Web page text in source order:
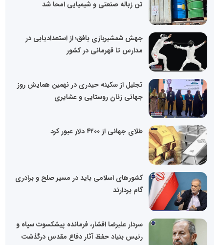
تن زباله صنعتی و شیمیایی امحا شد
جهش شمشیربازی بافق؛ از استعدادیابی در
مدارس تا قهرمانی در کشور
تجلیل از سکینه حیدری در نهمین همایش روز
جهانی زنان روستایی و عشایری
طلای جهانی از ۴۲۰۰ دلار عبور کرد
کشور‌های اسلامی باید در مسیر صلح و برادری
گام بردارند
سردار علیرضا افشار، فرمانده پیشکسوت سپاه و
رئیس بنیاد حفظ آثار دفاع مقدس درگذشت